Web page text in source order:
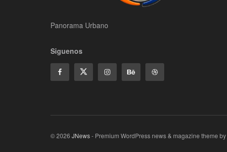
Panorama Urbano
Siguenos
© 2026 JNews- Premium WordPress news & magazine theme by